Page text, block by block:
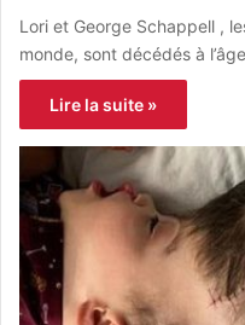
Lori et George Schappell ,
monde, sont décédés à
Lire la suite »